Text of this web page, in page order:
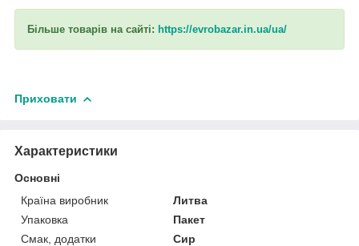
Більше товарів на сайті: https://evrobazar.in.ua/ua/
Приховати
Характеристики
Основні
Країна виробник
Литва
Упаковка
Пакет
Смак, додатки
Сир